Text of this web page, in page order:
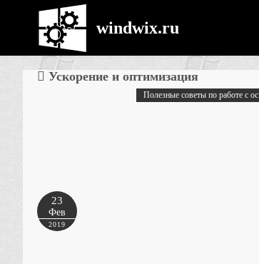
windwix.ru
Ускорение и оптимизация
Полезные советы по работе с ос
23
Фев
2019